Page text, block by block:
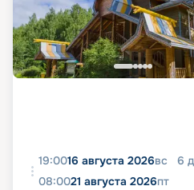
19:0016 августа 2026вс 6
08:0021 августа 2026пт